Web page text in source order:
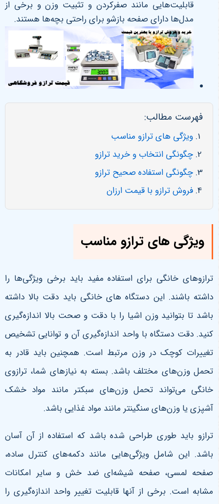
قابلیت‌هایی مانند صفرکردن و تثبیت وزن و برخی از
مدل‌ها دارای صفحه بازشو برای راحتی بچه‌ها هستند.
فهرست مطالب:
ویژگی های ترازو مناسب
چگونگی انتخاب و خرید ترازو
چگونگی استفاده صحیح ترازو
فروش ترازو با قیمت ارزان
ویژگی های ترازو مناسب
ترازوهای خانگی برای استفاده مفید باید برخی ویژگی‌ها را
داشته باشند. این دستگاه های خانگی باید دقت بالا داشته
باشد تا بتوانید وزن اشیا را با دقت و صحت بالا اندازه‌گیری
کنید. دقت دستگاه با واحد اندازه‌گیری آن و توانایی تشخیص
تغییرات کوچک در وزن مرتبط است. همچنین باید قادر به
تحمل وزن‌های مختلف باشد. بسته به نیازهای شما، ترازوی
خانگی می‌تواند تحمل وزن‌های سبکتر مانند مواد خشک
آشپزی یا وزن‌های سنگینتر مانند مواد غذایی باشد.
ترازو باید طوری طراحی شده باشد که استفاده از آن آسان
باشد. این شامل ویژگی‌هایی مانند دکمه‌های کنترل ساده،
صفحه لمسی، صفحه شیشه‌ای ضد خش و سایر امکانات
مشابه است. برخی از آنها قابلیت تغییر واحد اندازه‌گیری را